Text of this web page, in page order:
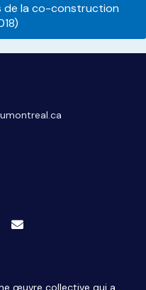
de la co-construction
œuvre collective qui a